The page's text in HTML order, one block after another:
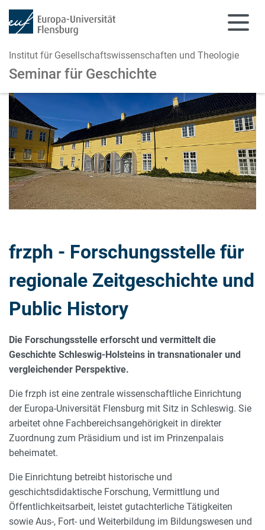
Zum Hauptinhalt springen
Zur Navigation springen
Institut für Gesellschaftswissenschaften und Theologie
Seminar für Geschichte
frzph - Forschungsstelle für
regionale Zeitgeschichte und
Public History
Die Forschungsstelle erforscht und vermittelt die
Geschichte Schleswig-Holsteins in transnationaler und
vergleichender Perspektive.
Die frzph ist eine zentrale wissenschaftliche Einrichtung
der Europa-Universität Flensburg mit Sitz in Schleswig. Sie
arbeitet ohne Fachbereichsangehörigkeit in direkter
Zuordnung zum Präsidium und ist im Prinzenpalais
beheimatet.
Die Einrichtung betreibt historische und
geschichtsdidaktische Forschung, Vermittlung und
Öffentlichkeitsarbeit, leistet gutachterliche Tätigkeiten
sowie Aus-, Fort- und Weiterbildung im Bildungswesen und